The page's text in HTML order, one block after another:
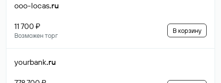
ooo-locas.ru
11 700 ₽
Возможен торг
В корзину
yourbank.ru